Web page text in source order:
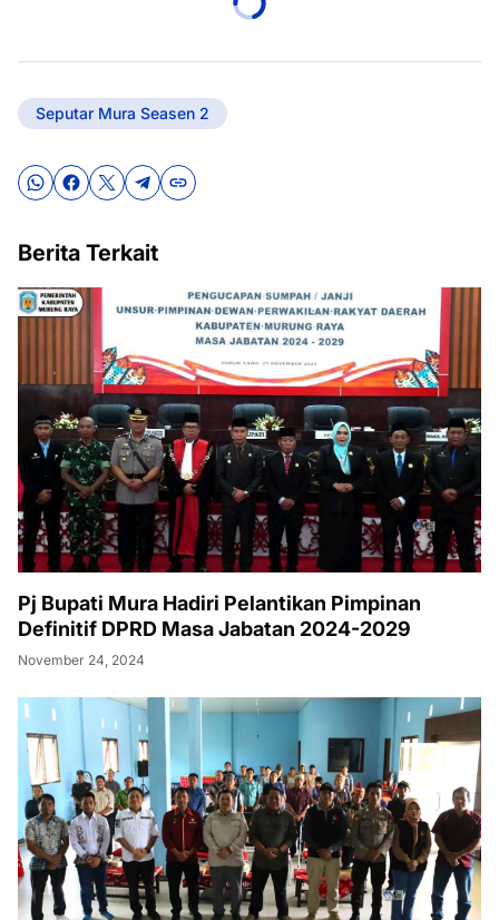
Seputar Mura Seasen 2
Berita Terkait
Pj Bupati Mura Hadiri Pelantikan Pimpinan
Definitif DPRD Masa Jabatan 2024-2029
November 24, 2024